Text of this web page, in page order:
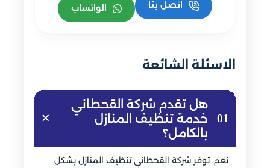
اتصل بنا الواتساب
الاسئلة الشائعة
01
هل تقدم شركة القحطاني
خدمة تنظيف المنازل
بالكامل؟
نعم، توفر شركة القحطاني تنظيف المنازل بشكل